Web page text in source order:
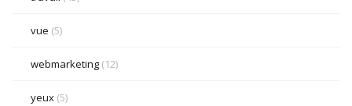
vue (5)
webmarketing (12)
yeux (5)